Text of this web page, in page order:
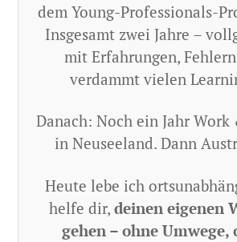
dem Young-Professionals-
Insgesamt zwei Jahre –
mit Erfahrungen,
verdammt vielen
Danach: Noch ein Jahr
in Neuseeland. Dann
Heute lebe ich
helfe dir, deinen eigenen
gehen – ohne Umwege,